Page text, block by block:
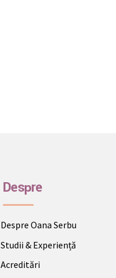
Despre
Despre Oana Serbu
Studii & Experiență
Acreditări